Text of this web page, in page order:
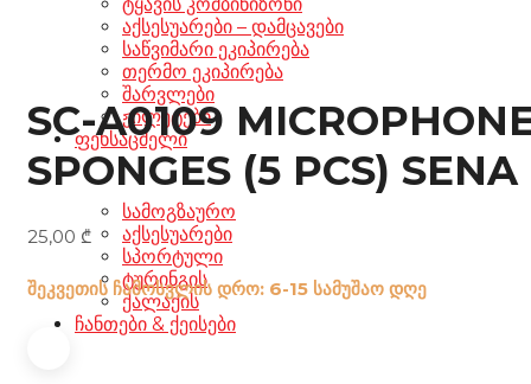
აქსესუარები – დამცავები
საწვიმარი ეკიპირება
თერმო ეკიპირება
შარვლები
ჟილეტები
ფეხსაცმელი
სამოგზაურო
აქსესუარები
სპორტული
ტურინგის
ქალაქის
ჩანთები & ქეისები
SC-A0109
SPONGES (5 PCS) SENA
25,00 ₾
შეკვეთის ჩამოსვლის დრო: 6-15 სამუშაო დღე